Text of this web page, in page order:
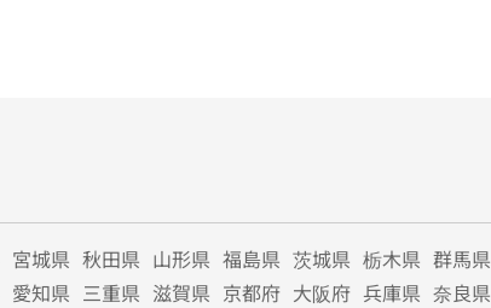
宮城県 秋田県 山形県 福島県 茨城県 栃木県 群馬県
愛知県 三重県 滋賀県 京都府 大阪府 兵庫県 奈良県